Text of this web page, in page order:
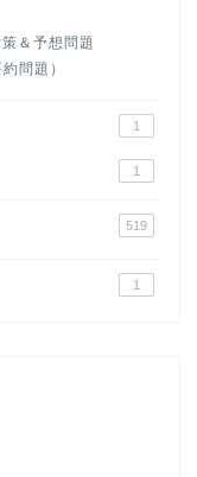
＆予想問題
問題）
1
1
519
1
対策講座